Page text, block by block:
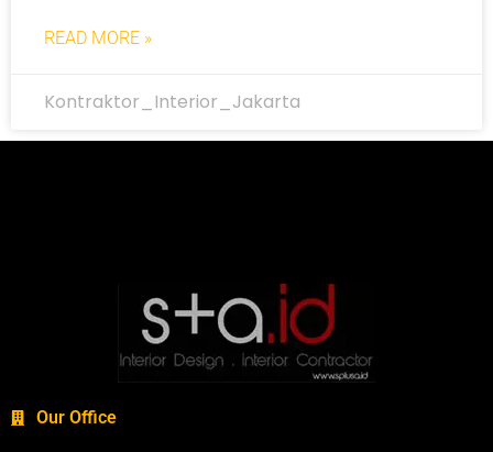
READ MORE »
Kontraktor_Interior_Jakarta
Our Office